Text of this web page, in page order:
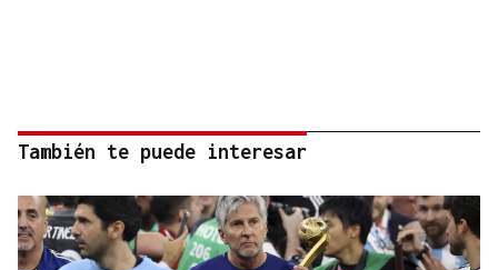
También te puede interesar